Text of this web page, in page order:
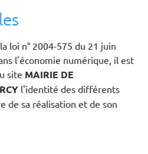
loi n° 2004-575 du 21 juin
l'économie numérique, il est
site MAIRIE DE
l'identité des différents
de sa réalisation et de son